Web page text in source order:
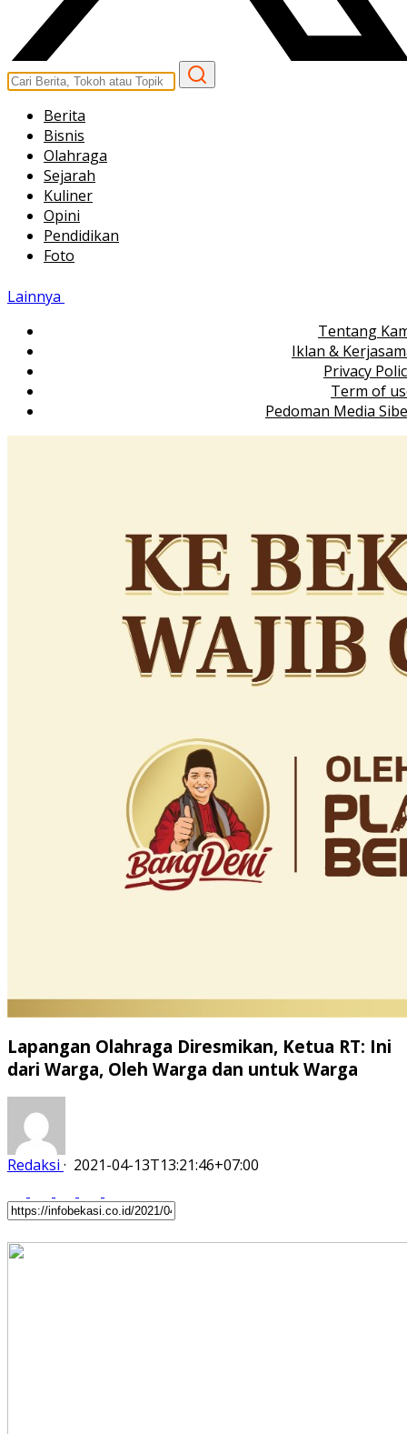
Berita
Bisnis
Olahraga
Sejarah
Kuliner
Opini
Pendidikan
Foto
Lainnya
Tentang
Iklan &
Privacy
Term of
Pedoman Media
Lapangan Olahraga Diresmikan, Ketua RT: Ini
dari Warga, Oleh Warga dan untuk Warga
Redaksi · 2021-04-13T13:21:46+07:00